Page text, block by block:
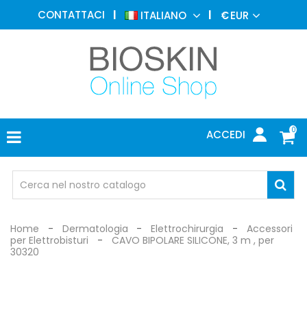
CONTATTACI ITALIANO €EUR
0
ACCEDI
MEDICINA
ESTETICA
DERMATOLOGIA
FOTOTERAPIA
ELETTROMEDICALI
MEDICO
OCCHIALI
DI
Home Dermatologia Elettrochirurgia
Accessori
per Elettrobisturi
CAVO BIPOLARE SILICONE, 3 m , per
30320